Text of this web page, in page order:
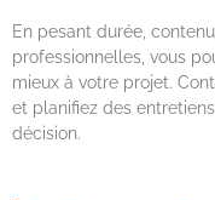
En pesant durée,
professionnelles, vous
mieux à votre projet.
et planifiez des
décision.